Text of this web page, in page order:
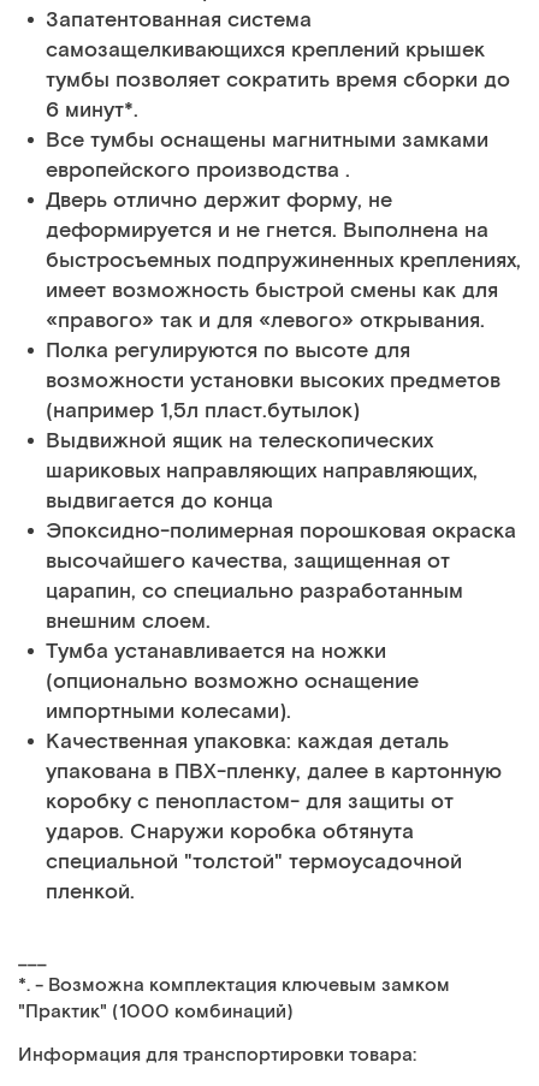
Запатентованная система
самозащелкивающихся креплений крышек
тумбы позволяет сократить время сборки до
6 минут*.
Все тумбы оснащены магнитными замками
европейского производства .
Дверь отлично держит форму, не
деформируется и не гнется. Выполнена на
быстросъемных подпружиненных креплениях,
имеет возможность быстрой смены как для
«правого» так и для «левого» открывания.
Полка регулируются по высоте для
возможности установки высоких предметов
(например 1,5л пласт.бутылок)
Выдвижной ящик на телескопических
шариковых направляющих направляющих,
выдвигается до конца
Эпоксидно-полимерная порошковая окраска
высочайшего качества, защищенная от
царапин, со специально разработанным
внешним слоем.
Тумба устанавливается на ножки
(опционально возможно оснащение
импортными колесами).
Качественная упаковка: каждая деталь
упакована в ПВХ-пленку, далее в картонную
коробку с пенопластом- для защиты от
ударов. Снаружи коробка обтянута
специальной "толстой" термоусадочной
пленкой.
___
*. - Возможна комплектация ключевым замком
"Практик" (1000 комбинаций)
Информация для транспортировки товара: